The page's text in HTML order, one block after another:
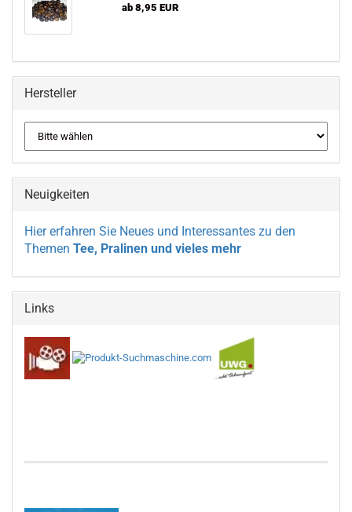
ab 8,95 EUR
Hersteller
Neuigkeiten
Hier erfahren Sie Neues und Interessantes zu den
Themen Tee, Pralinen und vieles mehr
Links